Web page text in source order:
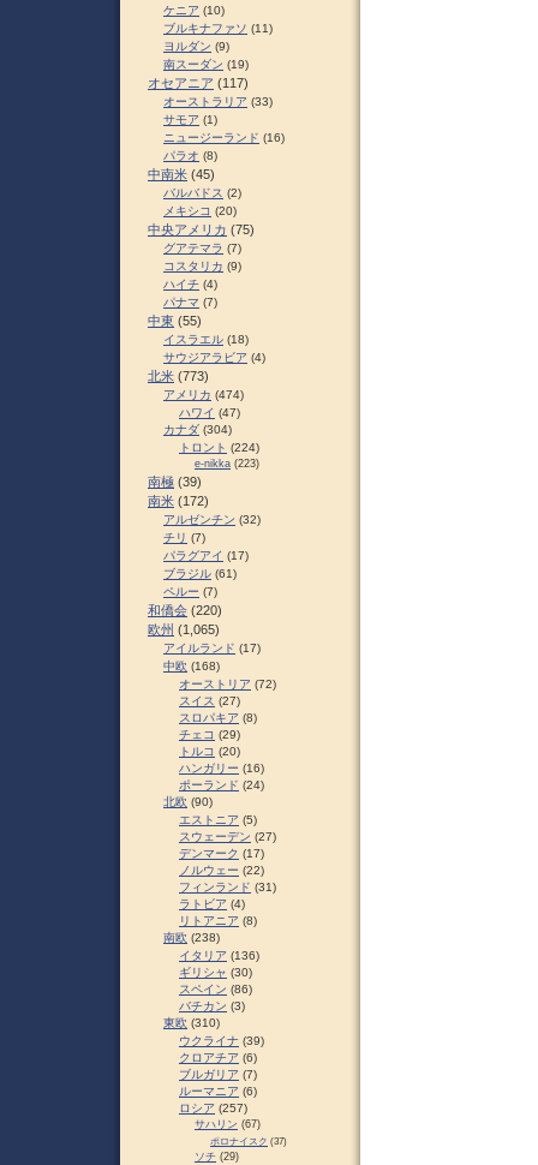
ケニア (10)
ブルキナファソ (11)
ヨルダン (9)
南スーダン (19)
オセアニア (117)
オーストラリア (33)
サモア (1)
ニュージーランド (16)
パラオ (8)
中南米 (45)
バルバドス (2)
メキシコ (20)
中央アメリカ (75)
グアテマラ (7)
コスタリカ (9)
ハイチ (4)
パナマ (7)
中東 (55)
イスラエル (18)
サウジアラビア (4)
北米 (773)
アメリカ (474)
ハワイ (47)
カナダ (304)
トロント (224)
e-nikka (223)
南極 (39)
南米 (172)
アルゼンチン (32)
チリ (7)
パラグアイ (17)
ブラジル (61)
ペルー (7)
和僑会 (220)
欧州 (1,065)
アイルランド (17)
中欧 (168)
オーストリア (72)
スイス (27)
スロパキア (8)
チェコ (29)
トルコ (20)
ハンガリー (16)
ポーランド (24)
北欧 (90)
エストニア (5)
スウェーデン (27)
デンマーク (17)
ノルウェー (22)
フィンランド (31)
ラトビア (4)
リトアニア (8)
南欧 (238)
イタリア (136)
ギリシャ (30)
スペイン (86)
バチカン (3)
東欧 (310)
ウクライナ (39)
クロアチア (6)
ブルガリア (7)
ルーマニア (6)
ロシア (257)
サハリン (67)
ポロナイスク (37)
ソチ (29)